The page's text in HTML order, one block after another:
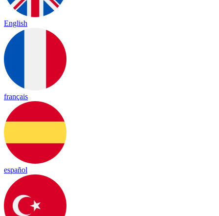
English
français
español